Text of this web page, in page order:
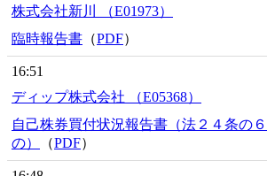
株式会社新川 （E01973）
臨時報告書 （PDF）
16:51
ディップ株式会社 （E05368）
自己株券買付状況報告書（法２４条の
の）
（PDF）